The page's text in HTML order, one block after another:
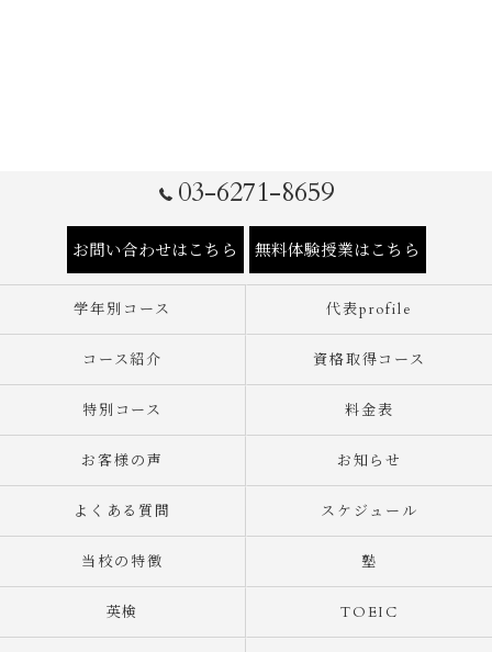
03-6271-8659
お問い合わせはこちら 無料体験授業はこちら
学年別コース 代表profile
コース紹介 資格取得コース
特別コース 料金表
お客様の声 お知らせ
よくある質問 スケジュール
当校の特徴 塾
英検 TOEIC